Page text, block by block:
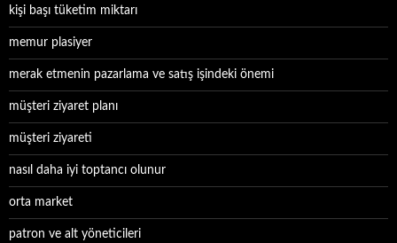
kişi başı tüketim miktarı
memur plasiyer
merak etmenin pazarlama ve satış işindeki önemi
müşteri ziyaret planı
müşteri ziyareti
nasıl daha iyi toptancı olunur
orta market
patron ve alt yöneticileri